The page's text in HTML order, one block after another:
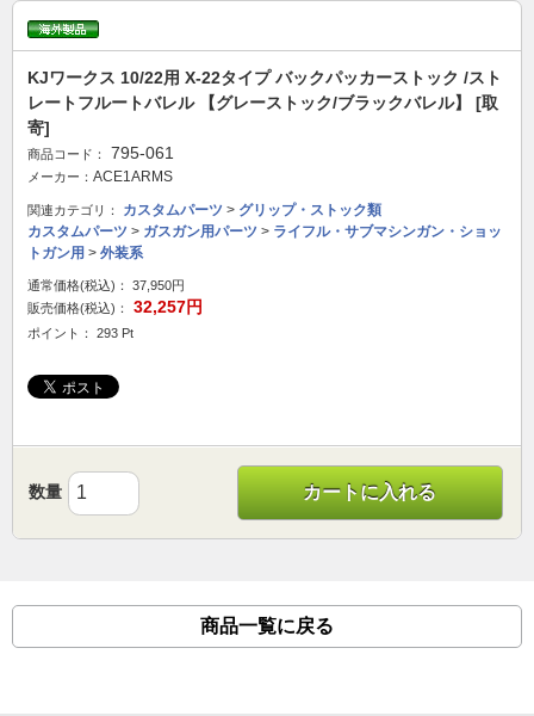
KJワークス 10/22用 X-22タイプ バックパッカーストック /スト
レートフルートバレル 【グレーストック/ブラックバレル】 [取
寄]
商品コード： 795-061
メーカー： ACE1ARMS
関連カテゴリ： カスタムパーツ > グリップ・ストック類
カスタムパーツ > ガスガン用パーツ > ライフル・サブマシンガン・ショッ
トガン用 > 外装系
通常価格(税込)：
37,950円
販売価格(税込)：
32,257円
ポイント： 293 Pt
数量 カートに入れる
商品一覧に戻る